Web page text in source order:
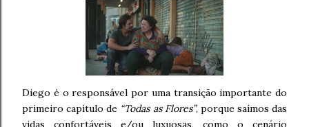
Diego é o responsável por uma transição importante do
primeiro capítulo de “Todas as Flores”, porque saímos das
vidas confortáveis e/ou luxuosas, como o cenário